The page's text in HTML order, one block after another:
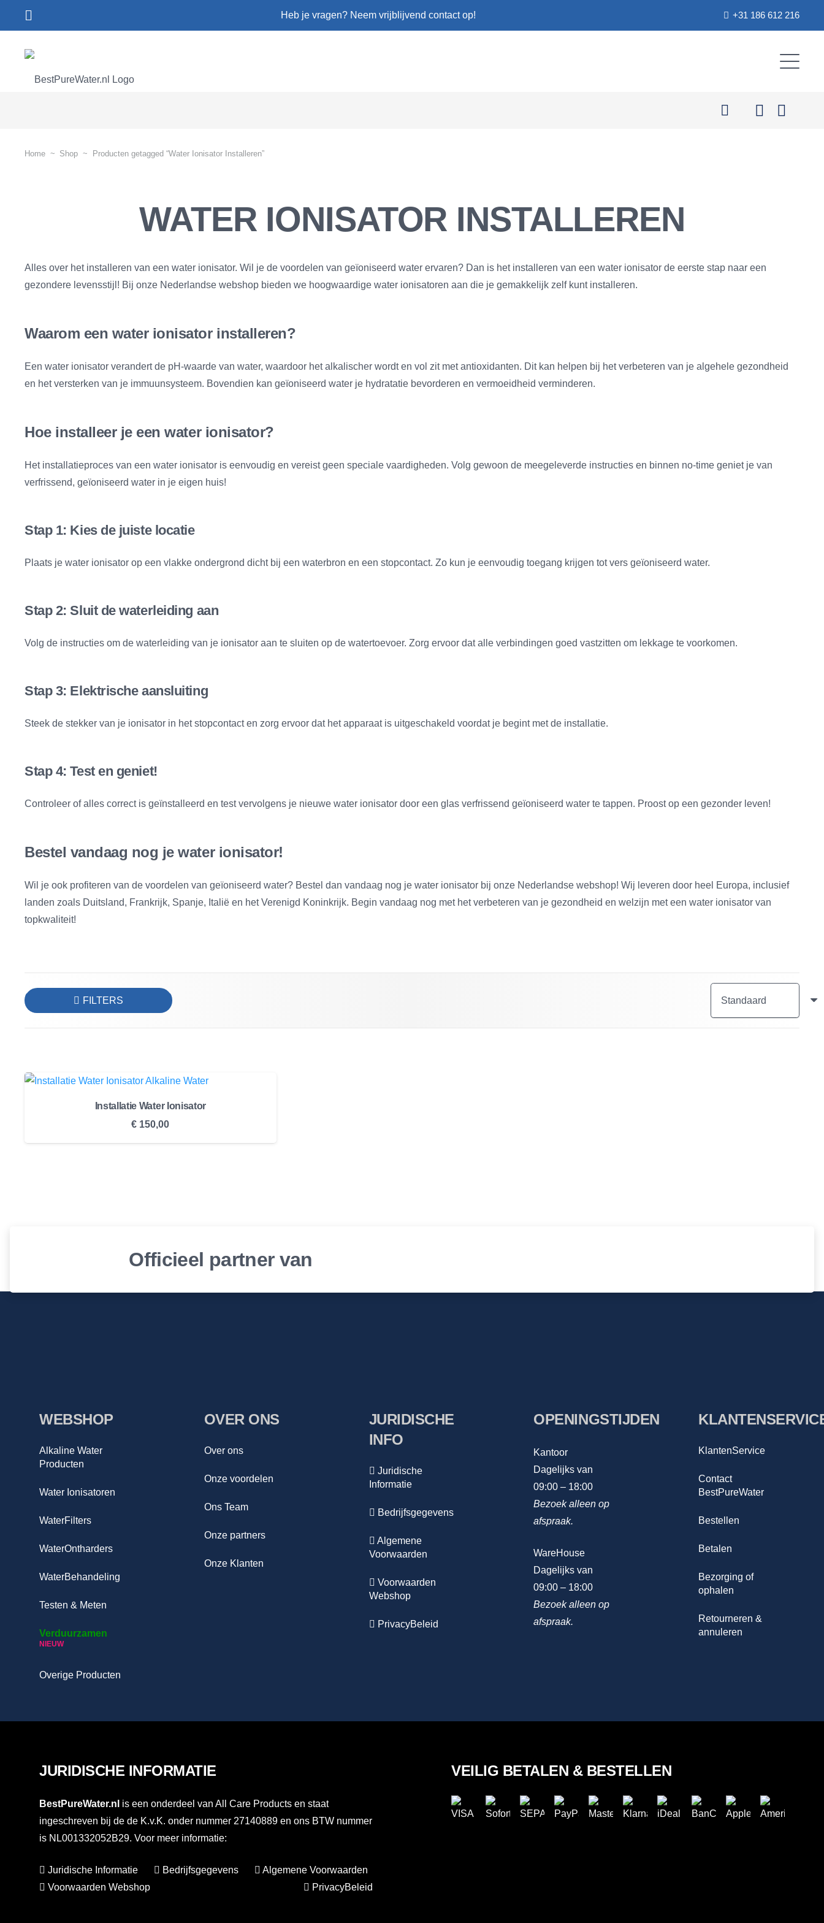
Heb je vragen? Neem vrijblijvend contact op! +31 186 612 216
Home ~ Shop ~ Producten getagged “Water Ionisator Installeren”
WATER IONISATOR INSTALLEREN
Alles over het installeren van een water ionisator. Wil je de voordelen van geïoniseerd water ervaren? Dan is het installeren van een water ionisator de eerste stap naar een
gezondere levensstijl! Bij onze Nederlandse webshop bieden we hoogwaardige water ionisatoren aan die je gemakkelijk zelf kunt installeren.
Waarom een water ionisator installeren?
Een water ionisator verandert de pH-waarde van water, waardoor het alkalischer wordt en vol zit met antioxidanten. Dit kan helpen bij het verbeteren van je algehele gezondheid
en het versterken van je immuunsysteem. Bovendien kan geïoniseerd water je hydratatie bevorderen en vermoeidheid verminderen.
Hoe installeer je een water ionisator?
Het installatieproces van een water ionisator is eenvoudig en vereist geen speciale vaardigheden. Volg gewoon de meegeleverde instructies en binnen no-time geniet je van
verfrissend, geïoniseerd water in je eigen huis!
Stap 1: Kies de juiste locatie
Plaats je water ionisator op een vlakke ondergrond dicht bij een waterbron en een stopcontact. Zo kun je eenvoudig toegang krijgen tot vers geïoniseerd water.
Stap 2: Sluit de waterleiding aan
Volg de instructies om de waterleiding van je ionisator aan te sluiten op de watertoevoer. Zorg ervoor dat alle verbindingen goed vastzitten om lekkage te voorkomen.
Stap 3: Elektrische aansluiting
Steek de stekker van je ionisator in het stopcontact en zorg ervoor dat het apparaat is uitgeschakeld voordat je begint met de installatie.
Stap 4: Test en geniet!
Controleer of alles correct is geïnstalleerd en test vervolgens je nieuwe water ionisator door een glas verfrissend geïoniseerd water te tappen. Proost op een gezonder leven!
Bestel vandaag nog je water ionisator!
Wil je ook profiteren van de voordelen van geïoniseerd water? Bestel dan vandaag nog je water ionisator bij onze Nederlandse webshop! Wij leveren door heel Europa, inclusief
landen zoals Duitsland, Frankrijk, Spanje, Italië en het Verenigd Koninkrijk. Begin vandaag nog met het verbeteren van je gezondheid en welzijn met een water ionisator van
topkwaliteit!
FILTERS
Installatie Water Ionisator
€ 150,00
Officieel partner van
WEBSHOP
Alkaline Water
Producten
Water Ionisatoren
WaterFilters
WaterOntharders
WaterBehandeling
Testen & Meten
Verduurzamen
NIEUW
Overige Producten
OVER ONS
Over ons
Onze voordelen
Ons Team
Onze partners
Onze Klanten
JURIDISCHE
INFO
Juridische
Informatie
Bedrijfsgegevens
Algemene
Voorwaarden
Voorwaarden
Webshop
PrivacyBeleid
OPENINGSTIJDEN
Kantoor
Dagelijks van
09:00 – 18:00
Bezoek alleen op
afspraak.
WareHouse
Dagelijks van
09:00 – 18:00
Bezoek alleen op
afspraak.
KlantenService
Contact
BestPureWater
Bestellen
Betalen
Bezorging of
ophalen
Retourneren &
annuleren
JURIDISCHE INFORMATIE
BestPureWater.nl is een onderdeel van All Care Products en staat
ingeschreven bij de de K.v.K. onder nummer 27140889 en ons BTW nummer
is NL001332052B29. Voor meer informatie:
Juridische Informatie Bedrijfsgegevens
Algemene Voorwaarden
Voorwaarden Webshop
PrivacyBeleid
VEILIG BETALEN & BESTELLEN